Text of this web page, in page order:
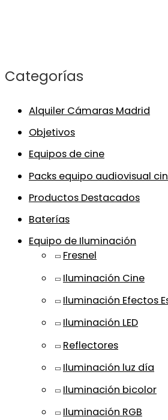
Categorías
Alquiler Cámaras Madrid
Objetivos
Equipos de cine
Packs equipo audiovisual
Productos Destacados
Baterías
Equipo de Iluminación
Fresnel
Iluminación Cine
Iluminación Efectos
Iluminación LED
Reflectores
Iluminación luz día
Iluminación bicolor
Iluminación RGB